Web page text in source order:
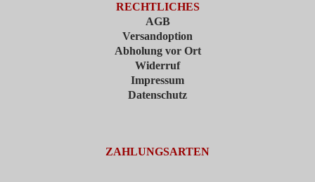
RECHTLICHES
AGB
Versandoption
Abholung vor Ort
Widerruf
Impressum
Datenschutz
ZAHLUNGSARTEN